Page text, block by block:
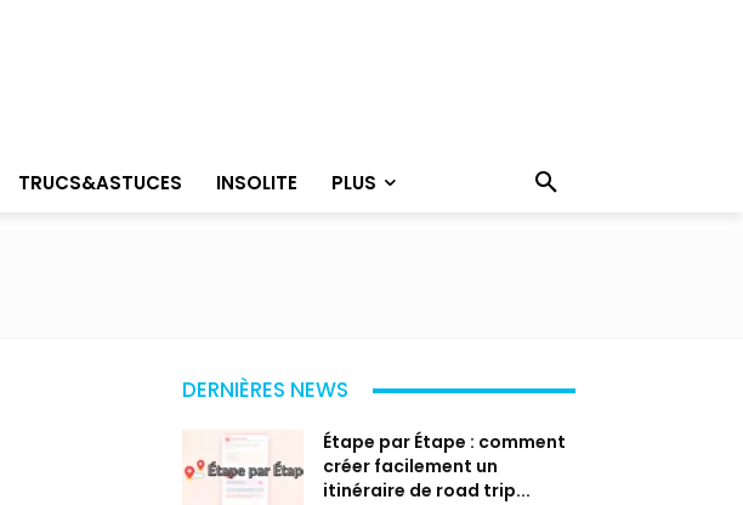
TRUCS&ASTUCES INSOLITE PLUS
DERNIÈRES NEWS
Étape par Étape : comment
créer facilement un
itinéraire de road trip...